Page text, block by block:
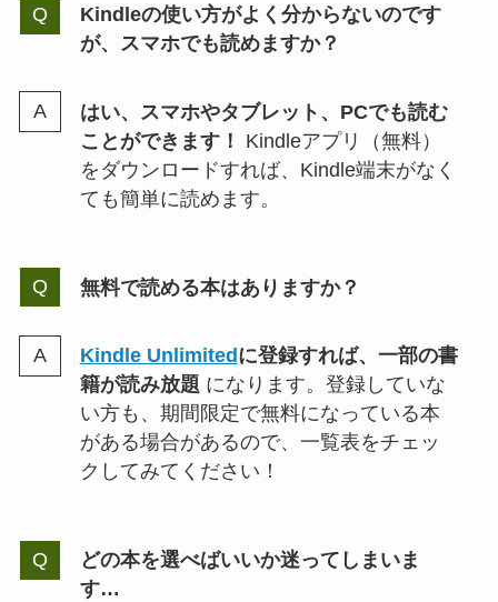
Kindleの使い方がよく分からないのです
が、スマホでも読めますか？
はい、スマホやタブレット、PCでも読む
ことができます！
Kindleアプリ（無料）
をダウンロードすれば、Kindle端末がなく
ても簡単に読めます。
無料で読める本はありますか？
Kindle Unlimited に登録すれば、一部の書
籍が読み放題 になります。登録していな
い方も、期間限定で無料になっている本
がある場合があるので、一覧表をチェッ
クしてみてください！
どの本を選べばいいか迷ってしまいま
す…